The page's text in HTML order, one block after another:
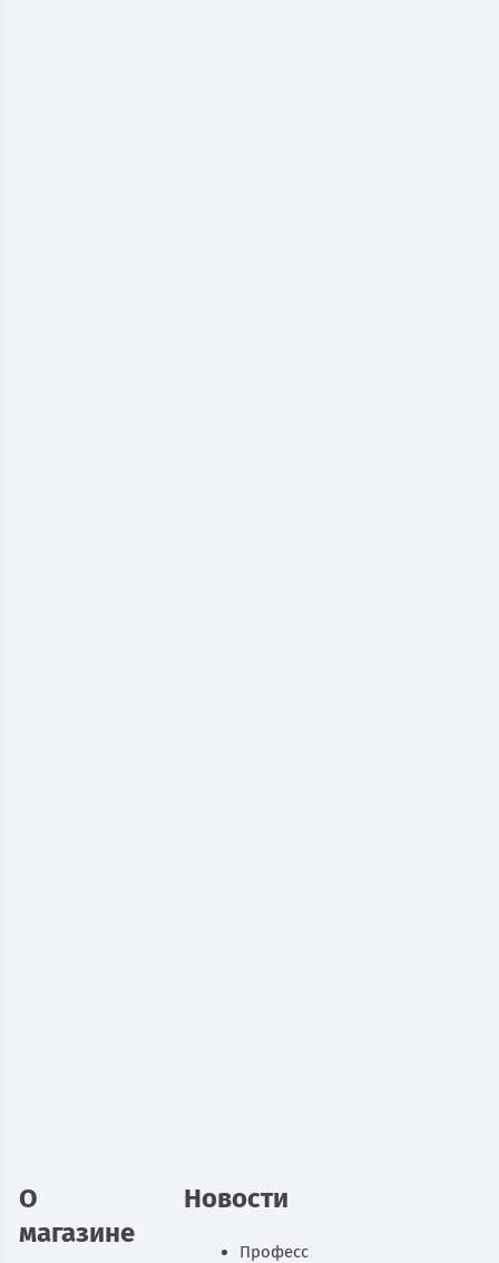
О
магазине
Новости
Професс